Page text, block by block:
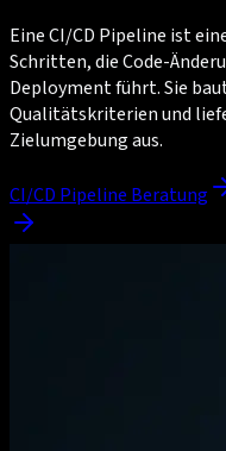
Eine CI/CD Pipeline ist
Schritten, die Code-
Deployment führt. Sie
Qualitätskriterien und
Zielumgebung aus.
CI/CD Pipeline Beratung